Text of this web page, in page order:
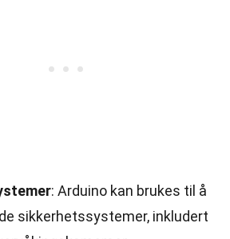
: Arduino kan brukes til å
sikkerhetssystemer, inkludert